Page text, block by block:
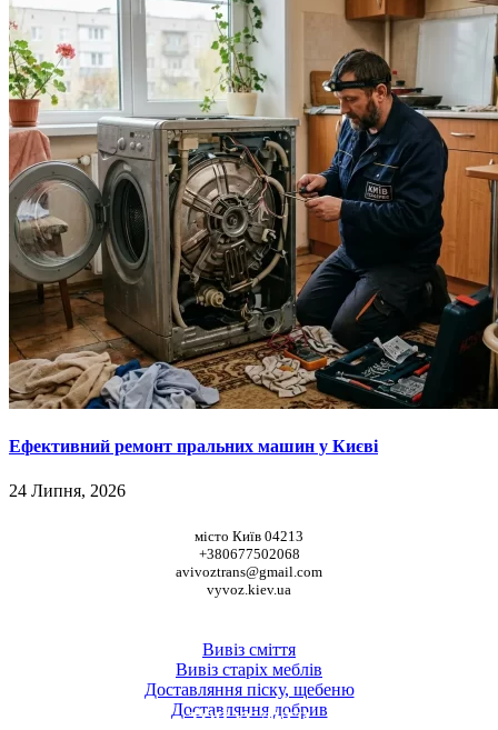
Ефективний ремонт пральних машин у Києві
24 Липня, 2026
місто Київ 04213
+380677502068
avivoztrans@gmail.com
vyvoz.kiev.ua
Вивіз сміття
Вивіз старіх меблів
Доставляння піску, щебеню
Доставляння добрив
ТОП УСЛУГИ